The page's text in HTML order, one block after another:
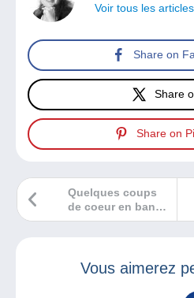
Voir tous les articles
Share on
Share
Share on
Quelques coups
de coeur en bande
dessinée !!!
Vous aimerez